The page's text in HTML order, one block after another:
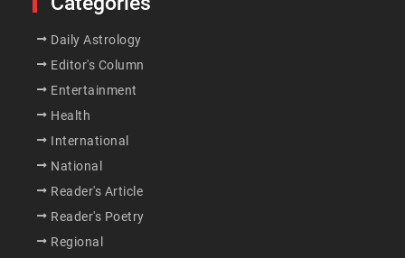
Daily Astrology
Editor's Column
Entertainment
Health
International
National
Reader's Article
Reader's Poetry
Regional